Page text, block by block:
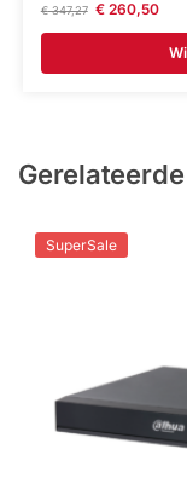
€347,27 €260,50
SuperSale